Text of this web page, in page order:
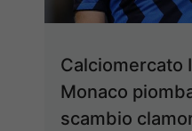
Calciomercato
Monaco
scambio